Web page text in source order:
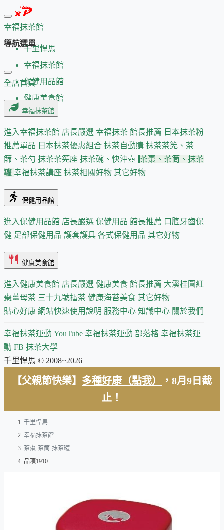
幸福抹茶館
千里悍馬
幸福抹茶館
保健用品館
健康美食館
導航選單
全店首頁
幸福抹茶館
進入幸福抹茶館 店長嚴選 幸福抹茶 館長推薦 日本抹茶粉
推薦單品 日本抹茶優惠組合 抹茶自動購 抹茶茶筅、茶
篩、茶勺 抹茶茶筅座 抹茶碗、快沖壺 茶棗、茶筒、抹茶
罐 幸福抹茶講座 抹茶相關好物 其它好物
保健用品館
進入保健用品館 店長嚴選 保健用品 館長推薦 口腔牙齒保
健 足部保健用品 護套護具 各式保健用品 其它好物
健康美食館
進入健康美食館 店長嚴選 健康美食 館長推薦 大溪桂圓紅
棗薑母茶 三十九號擂茶 健康海苔美食 其它好物
貼心好康 網站快速使用說明 服務中心 知識中心 關於我們
幸福抹茶運動 YouTube 幸福抹茶運動 部落格 幸福抹茶運
動 FB 抹茶大學
千里悍馬 © 2008~2026
【父親節快樂】 多種好康（點我）
，8月9日截
止！
千里悍馬
幸福抹茶館
茶棗-茶筒-抹茶罐
品項1910